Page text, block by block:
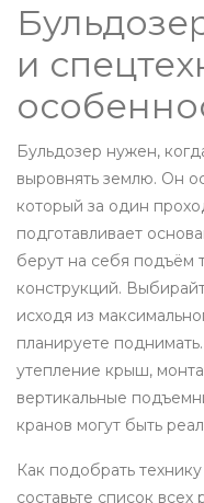
и
Бульдозер нужен,
выровнять землю. Он
который за один
подготавливает
берут на себя подъём
конструкций.
исходя из
планируете
утепление крыш,
вертикальные
кранов могут быть
Как подобрать
составьте список